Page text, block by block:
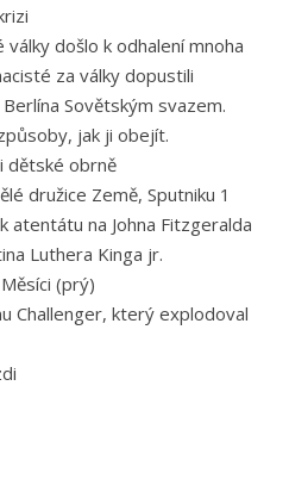
došlo k odhalení mnoha
za války dopustili
Sovětským svazem.
jak ji obejít.
dětské obrně
družice Země, Sputniku 1
atentátu na Johna Fitzgeralda
Luthera Kinga jr.
(prý)
Challenger, který explodoval